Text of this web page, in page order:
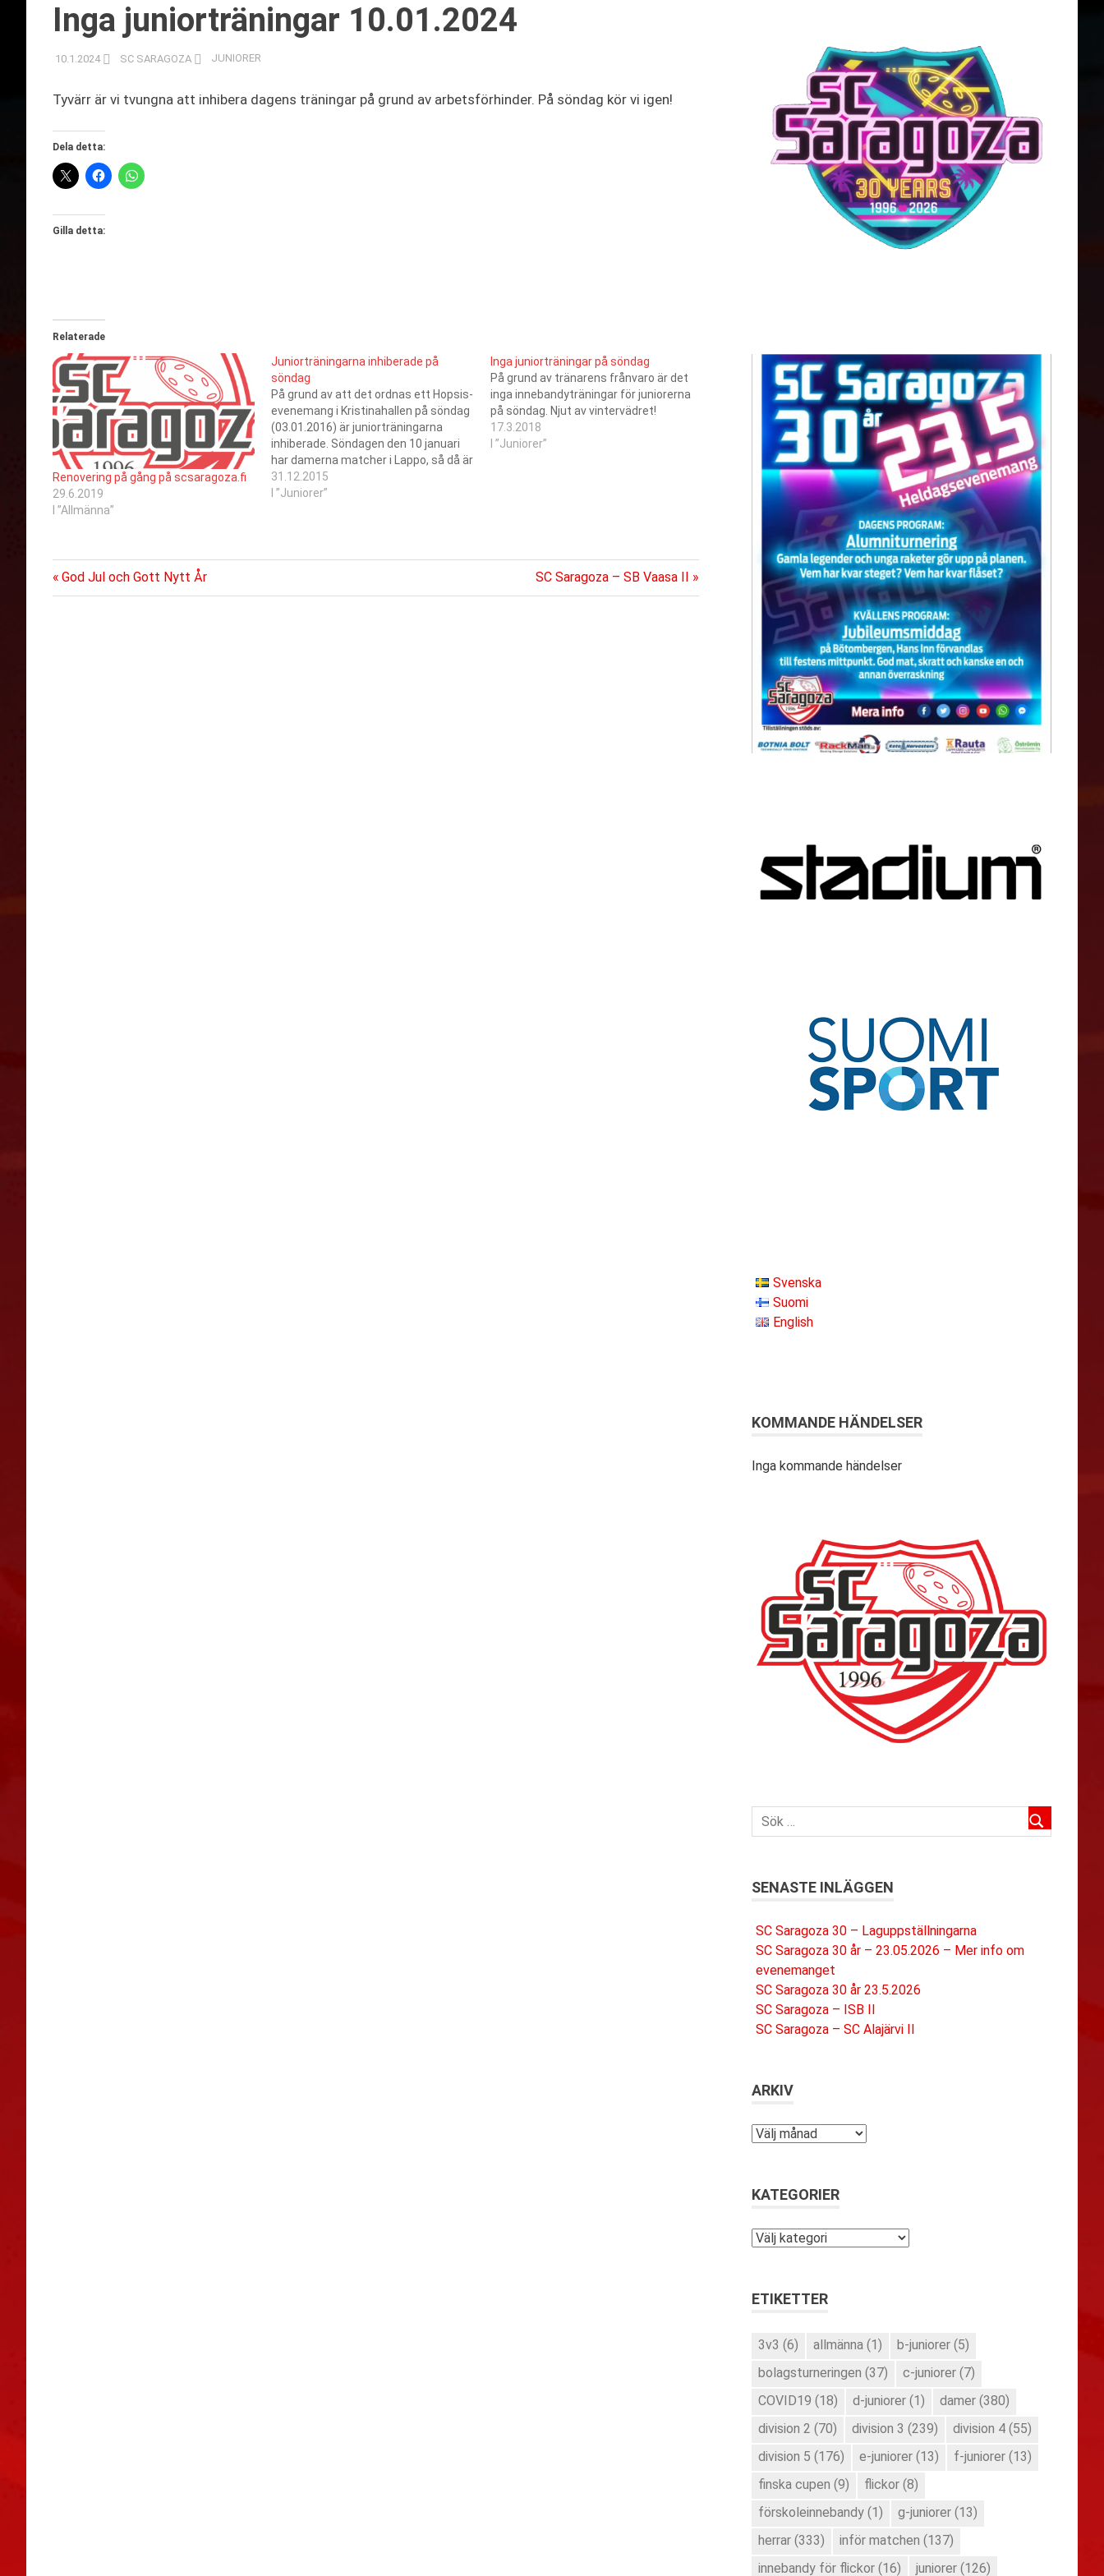
Inga juniorträningar 10.01.2024
10.1.2024 SC SARAGOZA JUNIORER
Tyvärr är vi tvungna att inhibera dagens träningar på grund av arbetsförhinder. På söndag kör vi igen!
Dela detta:
Gilla detta:
Relaterade
Renovering på gång på scsaragoza.fi
29.6.2019
I ”Allmänna”
Juniorträningarna inhiberade på
söndag
På grund av att det ordnas ett Hopsis-
evenemang i Kristinahallen på söndag
(03.01.2016) är juniorträningarna
inhiberade. Söndagen den 10 januari
har damerna matcher i Lappo, så då är
det ännu osäkert om vi håller
juniorträningar. Håll ett öga på
31.12.2015
I ”Juniorer”
Inga juniorträningar på söndag
På grund av tränarens frånvaro är det
inga innebandyträningar för juniorerna
på söndag. Njut av vintervädret!
17.3.2018
I ”Juniorer”
Inläggsnavigering
Föregående
inlägg:
God Jul och Gott Nytt År
Nästa
inlägg:
SC Saragoza – SB Vaasa II
Svenska
Suomi
English
KOMMANDE HÄNDELSER
Inga kommande händelser
SENASTE INLÄGGEN
SC Saragoza 30 – Laguppställningarna
SC Saragoza 30 år – 23.05.2026 – Mer info om
evenemanget
SC Saragoza 30 år 23.5.2026
SC Saragoza – ISB II
SC Saragoza – SC Alajärvi II
ARKIV
Arkiv
KATEGORIER
Kategorier
ETIKETTER
3v3 (6) allmänna (1) b-juniorer (5)
bolagsturneringen (37) c-juniorer (7)
COVID19 (18) d-juniorer (1) damer (380)
division 2 (70) division 3 (239) division 4 (55)
division 5 (176) e-juniorer (13) f-juniorer (13)
finska cupen (9) flickor (8)
förskoleinnebandy (1) g-juniorer (13)
herrar (333) inför matchen (137)
innebandy för flickor (16) juniorer (126)